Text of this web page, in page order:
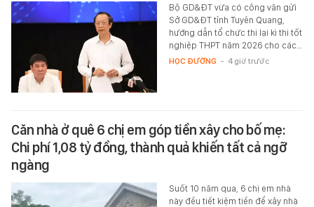
Bộ GD&ĐT vừa có công văn gửi
Sở GD&ĐT tỉnh Tuyên Quang,
hướng dẫn tổ chức thi lại kì thi tốt
nghiệp THPT năm 2026 cho các…
HỌC ĐƯỜNG - 4 giờ trước
Căn nhà ở quê 6 chị em góp tiền xây cho bố mẹ:
Chi phí 1,08 tỷ đồng, thành quả khiến tất cả ngỡ
ngàng
Suốt 10 năm qua, 6 chị em nhà
này đều tiết kiệm tiền để xây nhà